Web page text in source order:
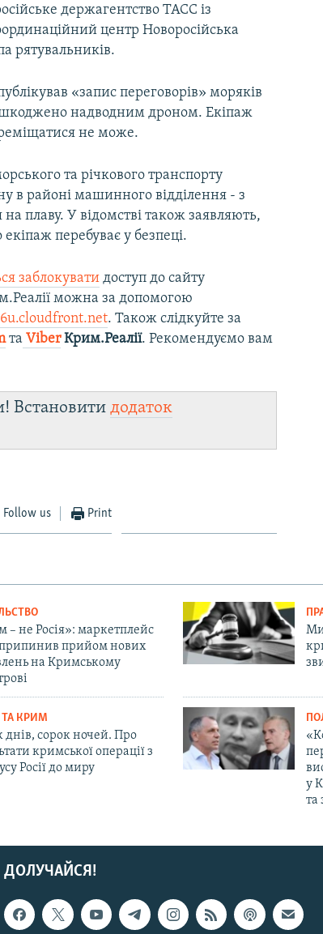
держагентство ТАСС із
центр Новоросійська
рятувальників.
«запис переговорів» моряків
надводним дроном. Екіпаж
не може.
та річкового транспорту
в районі машинного відділення - з
плаву. У відомстві також заявляють,
перебуває у безпеці.
заблокувати доступ до сайту
можна за допомогою
. Також слідкуйте за
та Viber Крим.Реалії. Рекомендуємо вам
Встановитидодаток
Follow us Print
– не Росія»: маркетплейс
прийом нових
на Кримському
ТА КРИМ
днів, сорок ночей. Про
кримської операції з
Росії до миру
у
та
ДОЛУЧАЙСЯ!